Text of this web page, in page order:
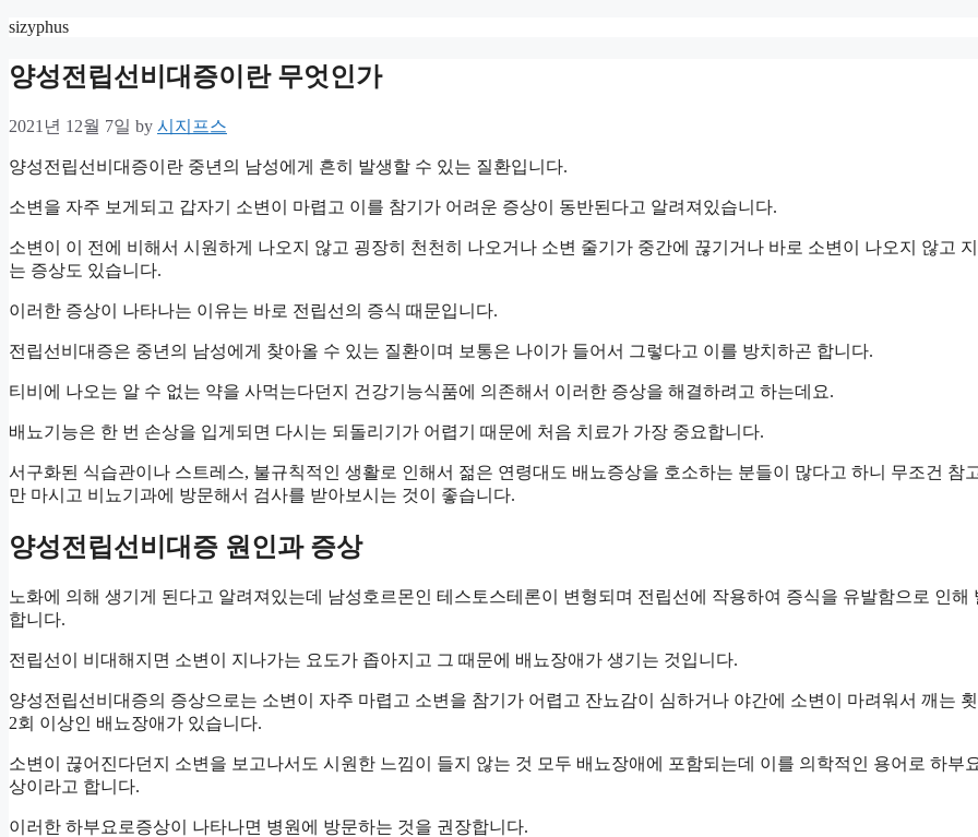
Skip
content
sizyphus
양성전립선비대증이란 무엇인가
2021년 12월 7일 by 시지프스
양성전립선비대증이란 중년의 남성에게 흔히 발생할 수 있는 질환입니다.
소변을 자주 보게되고 갑자기 소변이 마렵고 이를 참기가 어려운 증상이 동반된다고 알려져있습니다.
소변이 이 전에 비해서 시원하게 나오지 않고 굉장히 천천히 나오거나 소변 줄기가 중간에 끊기거나 바로 소변이 나오지 않고 지
는 증상도 있습니다.
이러한 증상이 나타나는 이유는 바로 전립선의 증식 때문입니다.
전립선비대증은 중년의 남성에게 찾아올 수 있는 질환이며 보통은 나이가 들어서 그렇다고 이를 방치하곤 합니다.
티비에 나오는 알 수 없는 약을 사먹는다던지 건강기능식품에 의존해서 이러한 증상을 해결하려고 하는데요.
배뇨기능은 한 번 손상을 입게되면 다시는 되돌리기가 어렵기 때문에 처음 치료가 가장 중요합니다.
서구화된 식습관이나 스트레스, 불규칙적인 생활로 인해서 젊은 연령대도 배뇨증상을 호소하는 분들이 많다고 하니 무조건 참
만 마시고 비뇨기과에 방문해서 검사를 받아보시는 것이 좋습니다.
양성전립선비대증 원인과 증상
노화에 의해 생기게 된다고 알려져있는데 남성호르몬인 테스토스테론이 변형되며 전립선에 작용하여 증식을 유발함으로 인해
합니다.
전립선이 비대해지면 소변이 지나가는 요도가 좁아지고 그 때문에 배뇨장애가 생기는 것입니다.
양성전립선비대증의 증상으로는 소변이 자주 마렵고 소변을 참기가 어렵고 잔뇨감이 심하거나 야간에 소변이 마려워서 깨는
2회 이상인 배뇨장애가 있습니다.
소변이 끊어진다던지 소변을 보고나서도 시원한 느낌이 들지 않는 것 모두 배뇨장애에 포함되는데 이를 의학적인 용어로 하부
상이라고 합니다.
이러한 하부요로증상이 나타나면 병원에 방문하는 것을 권장합니다.